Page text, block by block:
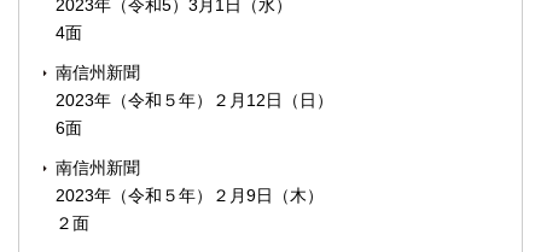
2023年（令和5）3月1日（水）
4面
南信州新聞
2023年（令和５年）２月12日（日）
6面
南信州新聞
2023年（令和５年）２月9日（木）
２面